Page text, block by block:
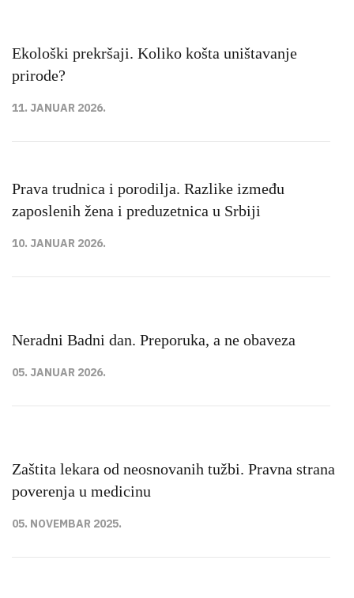
Ekološki prekršaji. Koliko košta uništavanje
prirode?
11. JANUAR 2026.
Prava trudnica i porodilja. Razlike između
zaposlenih žena i preduzetnica u Srbiji
10. JANUAR 2026.
Neradni Badni dan. Preporuka, a ne obaveza
05. JANUAR 2026.
Zaštita lekara od neosnovanih tužbi. Pravna strana
poverenja u medicinu
05. NOVEMBAR 2025.